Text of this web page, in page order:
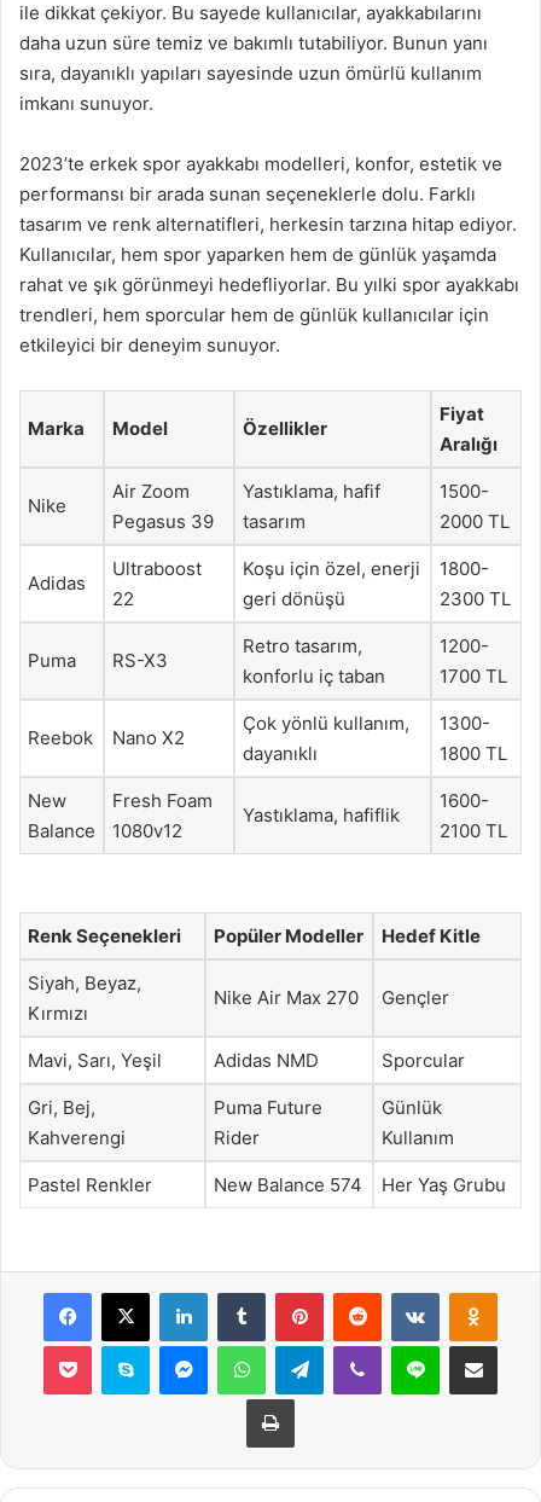
ile dikkat çekiyor. Bu sayede kullanıcılar, ayakkabılarını
daha uzun süre temiz ve bakımlı tutabiliyor. Bunun yanı
sıra, dayanıklı yapıları sayesinde uzun ömürlü kullanım
imkanı sunuyor.
2023’te erkek spor ayakkabı modelleri, konfor, estetik ve
performansı bir arada sunan seçeneklerle dolu. Farklı
tasarım ve renk alternatifleri, herkesin tarzına hitap ediyor.
Kullanıcılar, hem spor yaparken hem de günlük yaşamda
rahat ve şık görünmeyi hedefliyorlar. Bu yılki spor ayakkabı
trendleri, hem sporcular hem de günlük kullanıcılar için
etkileyici bir deneyim sunuyor.
Marka Model Özellikler
Fiyat
Aralığı
Nike
Air Zoom
Pegasus 39
Yastıklama, hafif
tasarım
1500-
2000 TL
Adidas
Ultraboost
22
Koşu için özel, enerji
geri dönüşü
1800-
2300 TL
Puma RS-X3
Retro tasarım,
konforlu iç taban
1200-
1700 TL
Reebok Nano X2
Çok yönlü kullanım,
dayanıklı
1300-
1800 TL
New
Balance
Fresh Foam
1080v12
Yastıklama, hafiflik
1600-
2100 TL
Renk Seçenekleri Popüler Modeller Hedef Kitle
Siyah, Beyaz,
Kırmızı
Nike Air Max 270 Gençler
Mavi, Sarı, Yeşil Adidas NMD Sporcular
Gri, Bej,
Kahverengi
Puma Future
Rider
Günlük
Kullanım
Pastel Renkler New Balance 574 Her Yaş Grubu
Facebook
X LinkedInTumblr PinterestReddit VKontakte
Pocket Skype MessengerWhatsAppTelegramViber Line E-Posta ile
Yazdır